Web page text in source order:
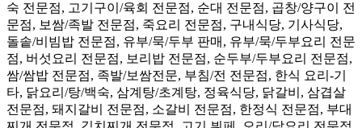
숙 전문점, 고기구이/육회 전문점, 순대 전문점, 곱창/양구이 전
문점, 보쌈/족발 전문점, 죽요리 전문점, 구내식당, 기사식당,
돌솥/비빔밥 전문점, 유부/묵/두부 판매, 유부/묵/두부요리 전문
점, 버섯요리 전문점, 보리밥 전문점, 순두부/두부요리 전문점,
쌈/쌈밥 전문점, 족발/보쌈전문, 부침/전 전문점, 한식 요리-기
타, 닭요리/탕/백숙, 삼계탕/초계탕, 정육식당, 닭갈비, 삼겹살
전문점, 돼지갈비 전문점, 소갈비 전문점, 한정식 전문점, 부대